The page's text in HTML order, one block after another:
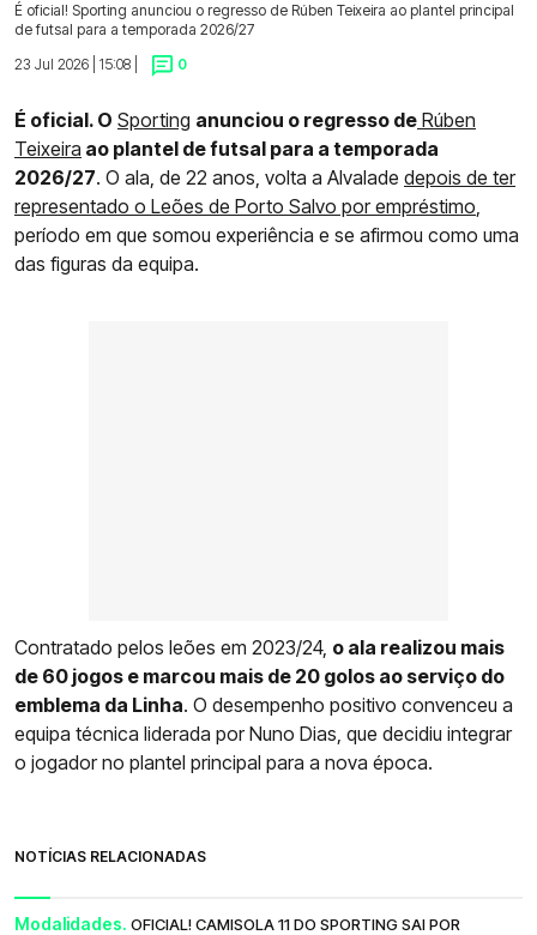
É oficial! Sporting anunciou o regresso de Rúben Teixeira ao plantel principal
de futsal para a temporada 2026/27
23 Jul 2026 | 15:08 |
0
É oficial. O Sporting anunciou o regresso de Rúben
Teixeira ao plantel de futsal para a temporada
2026/27. O ala, de 22 anos, volta a Alvalade depois de ter
representado o Leões de Porto Salvo por empréstimo
período em que somou experiência e se afirmou como uma
das figuras da equipa.
Contratado pelos leões em 2023/24, o ala realizou mais
de 60 jogos e marcou mais de 20 golos ao serviço do
emblema da Linha. O desempenho positivo convenceu a
equipa técnica liderada por Nuno Dias, que decidiu integrar
o jogador no plantel principal para a nova época.
NOTÍCIAS RELACIONADAS
Modalidades. OFICIAL! CAMISOLA 11 DO SPORTING SAI POR